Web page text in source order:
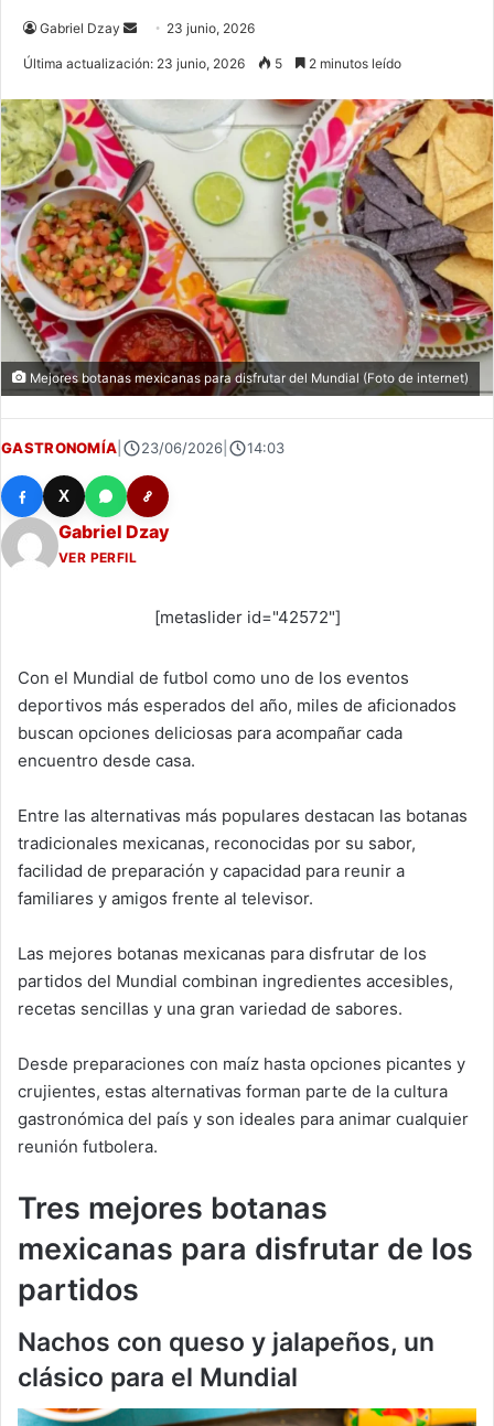
Gabriel Dzay
Send
an
23 junio, 2026
Última actualización: 23 junio, 2026 5 2 minutos leído
Mejores botanas mexicanas para disfrutar del Mundial (Foto de internet)
GASTRONOMÍA 23/06/2026 14:03
X
Gabriel Dzay
VER PERFIL
[metaslider id="42572"]
Con el Mundial de futbol como uno de los eventos
deportivos más esperados del año, miles de aficionados
buscan opciones deliciosas para acompañar cada
encuentro desde casa.
Entre las alternativas más populares destacan las botanas
tradicionales mexicanas, reconocidas por su sabor,
facilidad de preparación y capacidad para reunir a
familiares y amigos frente al televisor.
Las mejores botanas mexicanas para disfrutar de los
partidos del Mundial combinan ingredientes accesibles,
recetas sencillas y una gran variedad de sabores.
Desde preparaciones con maíz hasta opciones picantes y
crujientes, estas alternativas forman parte de la cultura
gastronómica del país y son ideales para animar cualquier
reunión futbolera.
Tres mejores botanas
mexicanas para disfrutar de los
partidos
Nachos con queso y jalapeños, un
clásico para el Mundial